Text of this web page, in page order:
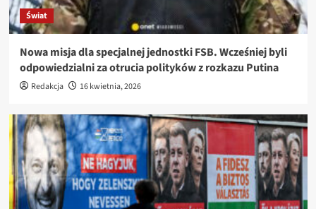
Świat
Nowa misja dla specjalnej jednostki FSB. Wcześniej byli
odpowiedzialni za otrucia polityków z rozkazu Putina
Redakcja 16 kwietnia, 2026